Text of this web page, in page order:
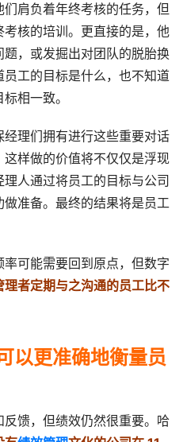
肩负着年终考核的任务，但
核的培训。更直接的是，他
，或发掘出对团队的脱胎换
工的目标是什么，也不知道
相一致。
理们拥有进行这些重要对话
样做的价值将不仅仅是浮现
人通过将员工的目标与公司
准备。最终的结果将是员工
率可能需要回到原点，但数字
理者定期与之沟通的员工比不
以更准确地衡量员
馈，但绩效仍然很重要。哈